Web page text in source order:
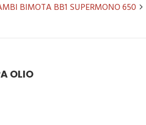
BIMOTA BB1 SUPERMONO 650
OLIO